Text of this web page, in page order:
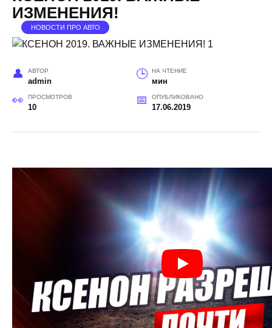
ИЗМЕНЕНИЯ!
НОВОСТИ ПРО АВТО
АВТОР
admin
НА ЧТЕНИЕ
мин
ПРОСМОТРОВ
10
ОПУБЛИКОВАНО
17.06.2019